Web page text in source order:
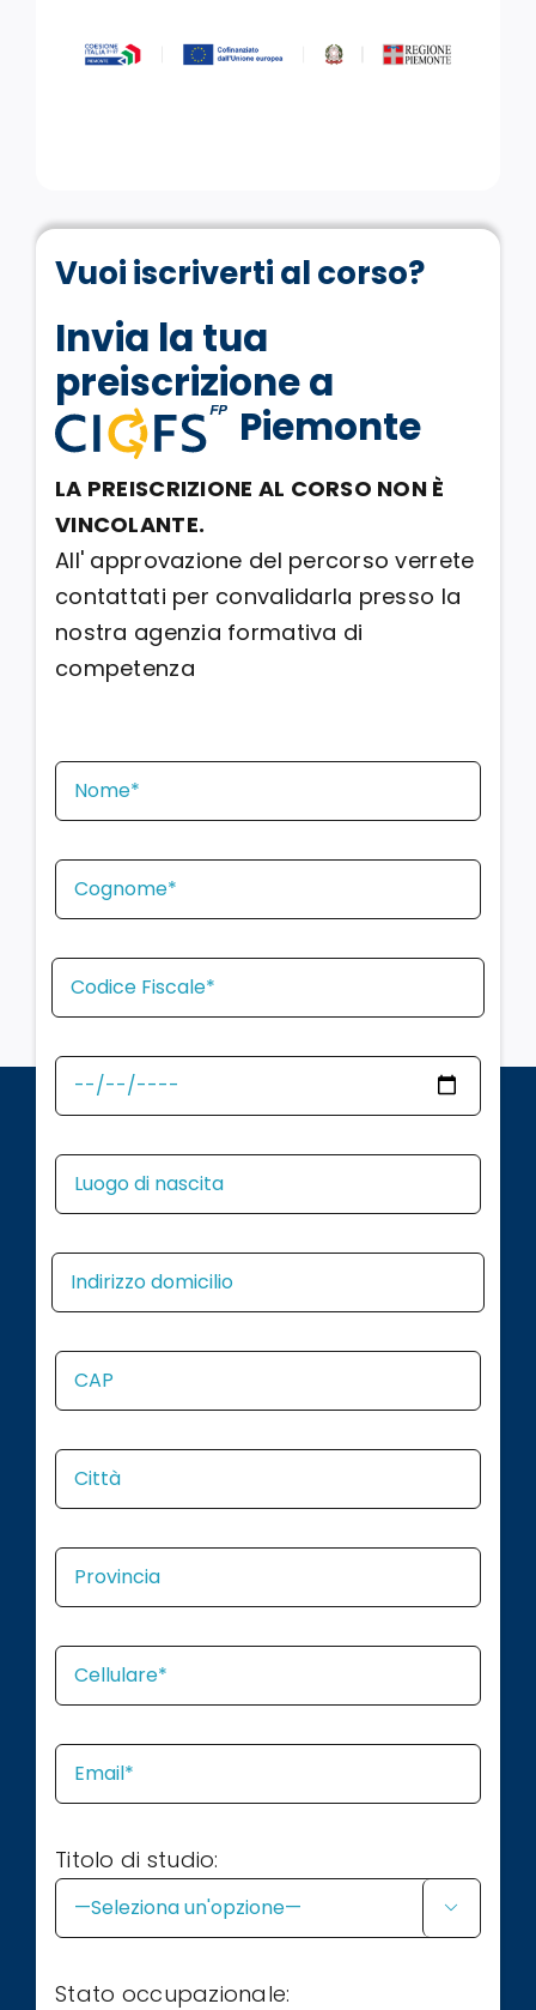
Vuoi iscriverti al corso?
Invia la tua
preiscrizione a
Piemonte
LA PREISCRIZIONE AL CORSO NON È
VINCOLANTE.
All' approvazione del percorso verrete
contattati per convalidarla presso la
nostra agenzia formativa di
competenza
Titolo di studio:

Stato occupazionale: